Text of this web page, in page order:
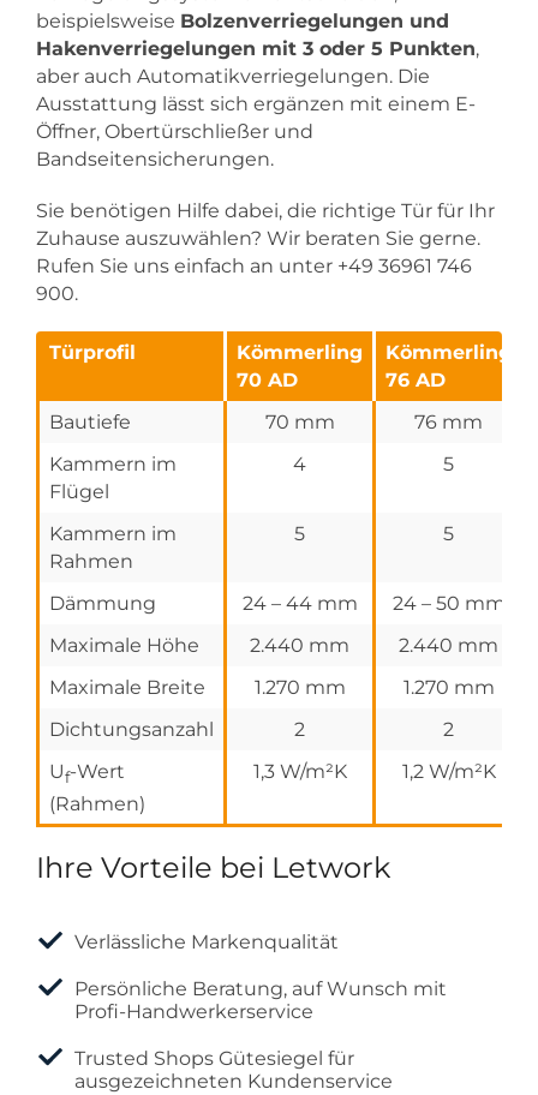
beispielsweise Bolzenverriegelungen und
Hakenverriegelungen mit 3 oder 5 Punkten,
aber auch Automatikverriegelungen. Die
Ausstattung lässt sich ergänzen mit einem E-
Öffner, Obertürschließer und
Bandseitensicherungen.
Sie benötigen Hilfe dabei, die richtige Tür für Ihr
Zuhause auszuwählen? Wir beraten Sie gerne.
Rufen Sie uns einfach an unter +49 36961 746
900.
Türprofil
Kömmerling
70 AD
Kömmerling
76 AD
Bautiefe
70 mm
76 mm
Kammern im
Flügel
4 5
Kammern im
Rahmen
5 5
Dämmung 24 – 44 mm
24 – 50 mm
Maximale Höhe
2.440 mm
2.440 mm
Maximale Breite
1.270 mm
1.270 mm
Dichtungsanzahl
2
2
Uf-Wert
(Rahmen)
1,3 W/m²K 1,2 W/m²K
Ihre Vorteile bei Letwork
Verlässliche Markenqualität
Persönliche Beratung, auf Wunsch mit
Profi-Handwerkerservice
Trusted Shops Gütesiegel für
ausgezeichneten Kundenservice